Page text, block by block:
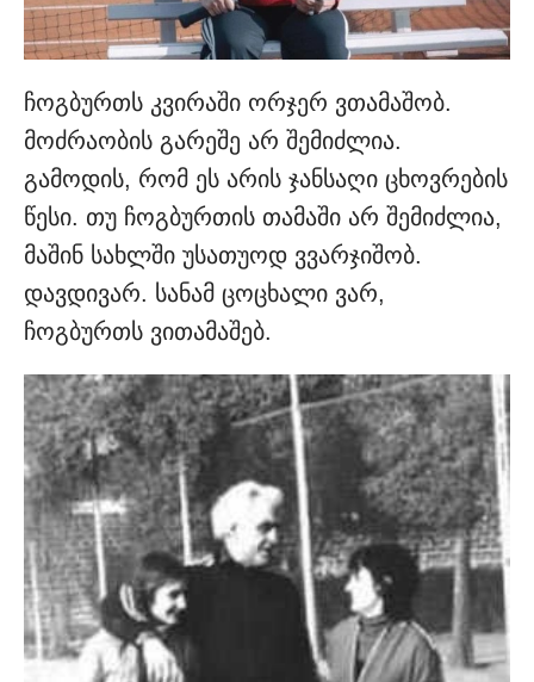
ჩოგბურთს კვირაში ორჯერ ვთამაშობ.
მოძრაობის გარეშე არ შემიძლია.
გამოდის, რომ ეს არის ჯანსაღი ცხოვრების
წესი. თუ ჩოგბურთის თამაში არ შემიძლია,
მაშინ სახლში უსათუოდ ვვარჯიშობ.
დავდივარ. სანამ ცოცხალი ვარ,
ჩოგბურთს ვითამაშებ.